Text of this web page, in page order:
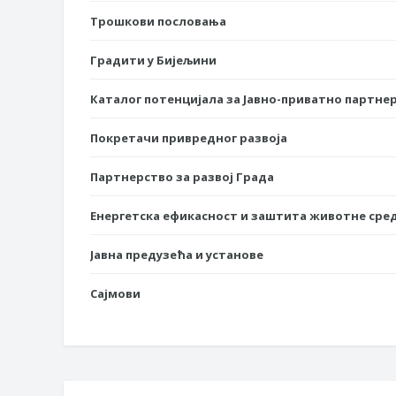
Трошкови пословања
Градити у Бијељини
Каталог потенцијала за Јавно-приватно
Покретачи привредног развоја
Партнерство за развој Града
Енергетска ефикасност и заштита животне
Јавна предузећа и установе
Сајмови